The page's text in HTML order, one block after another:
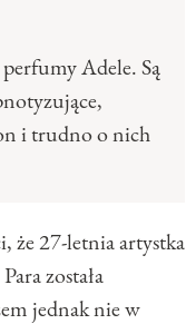
Adele. Są
i trudno o nich
że 27-letnia artystka
została
jednak nie w